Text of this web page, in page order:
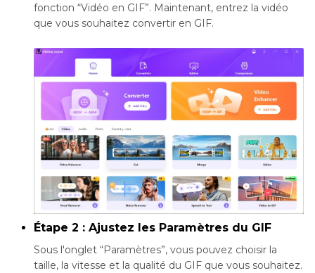
fonction “Vidéo en GIF”. Maintenant, entrez la vidéo
que vous souhaitez convertir en GIF.
Étape 2 : Ajustez les Paramètres du GIF
Sous l'onglet “Paramètres”, vous pouvez choisir la
taille, la vitesse et la qualité du GIF que vous souhaitez.